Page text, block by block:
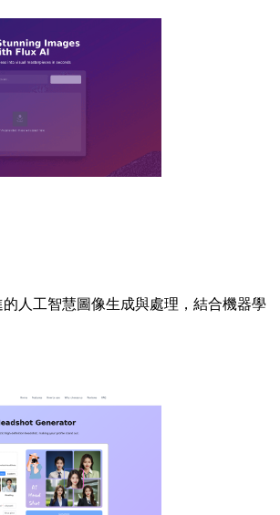
的人工智慧圖像生成與處理，結合機器學